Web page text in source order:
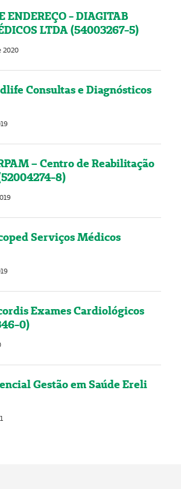
ENDEREÇO - DIAGITAB
LTDA (54003267-5)
2020
Consultas e Diagnósticos
– Centro de Reabilitação
8)
Serviços Médicos
Exames Cardiológicos
0)
Gestão em Saúde Ereli